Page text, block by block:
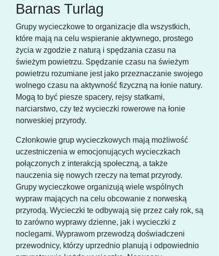
Barnas Turlag
Grupy wycieczkowe to organizacje dla wszystkich,
które mają na celu wspieranie aktywnego, prostego
życia w zgodzie z naturą i spędzania czasu na
świeżym powietrzu. Spędzanie czasu na świeżym
powietrzu rozumiane jest jako przeznaczanie swojego
wolnego czasu na aktywność fizyczną na łonie natury.
Mogą to być piesze spacery, rejsy statkami,
narciarstwo, czy też wycieczki rowerowe na łonie
norweskiej przyrody.
Członkowie grup wycieczkowych mają możliwość
uczestniczenia w emocjonujących wycieczkach
połączonych z interakcją społeczną, a także
nauczenia się nowych rzeczy na temat przyrody.
Grupy wycieczkowe organizują wiele wspólnych
wypraw mających na celu obcowanie z norweską
przyrodą. Wycieczki te odbywają się przez cały rok, są
to zarówno wyprawy dzienne, jak i wycieczki z
noclegami. Wyprawom przewodzą doświadczeni
przewodnicy, którzy uprzednio planują i odpowiednio